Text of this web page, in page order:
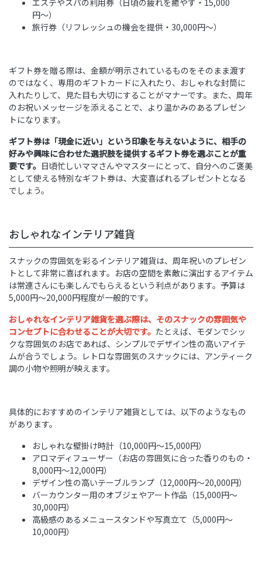
エステやスパの利用券（日頃の疲れを癒やす・15,000
円〜）
旅行券（リフレッシュの機会を提供・30,000円〜）
ギフト券を贈る際は、金額が明示されているものをそのまま渡す
のではなく、専用のギフトカードに入れたり、おしゃれな封筒に
入れたりして、見た目も大切にすることがマナーです。また、周年
のお祝いメッセージを添えることで、より温かみのあるプレゼン
トになります。
ギフト券は「現金に近い」という印象を与えないように、相手の
好みや興味に合わせた選択肢を提供するギフト券を選ぶことが重
要です。 日頃忙しいママさんやマスターにとって、自分へのご褒美
として使える特別なギフト券は、大変喜ばれるプレゼントとなる
でしょう。
おしゃれなインテリア雑貨
スナックの雰囲気を彩るインテリア雑貨は、周年祝いのプレゼン
トとして非常に喜ばれます。お店の空間を素敵に演出するアイテム
は常連さんにも楽しんでもらえるという利点があります。予算は
5,000円〜20,000円程度が一般的です。
おしゃれなインテリア雑貨を選ぶ際は、そのスナックの雰囲気や
コンセプトに合わせることが大切です。 たとえば、モダンでシッ
クな雰囲気のお店であれば、シンプルでデザイン性の高いアイテ
ムが合うでしょう。レトロな雰囲気のスナックには、アンティーク
調の小物や照明が映えます。
具体的におすすめのインテリア雑貨としては、以下のようなもの
があります。
おしゃれな壁掛け時計（10,000円〜15,000円）
アロマディフューザー（お店の雰囲気に合った香りのもの・
8,000円〜12,000円）
デザイン性の高いテーブルランプ（12,000円〜20,000円）
バーカウンター用のオブジェやアート作品（15,000円〜
30,000円）
高級感のあるメニュースタンドや写真立て（5,000円〜
10,000円）